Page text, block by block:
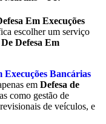
Em Execuções
escolher um serviço
Defesa Em
Execuções Bancárias
em Defesa de
como gestão de
de veículos, e